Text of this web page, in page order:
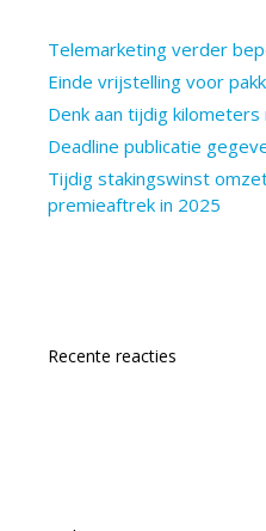
Telemarketing verder
Einde vrijstelling voor
Denk aan tijdig
Deadline publicatie
Tijdig stakingswinst
premieaftrek in 2025
Recente reacties